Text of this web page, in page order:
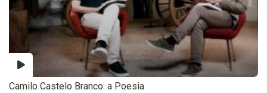
Camilo Castelo Branco: a Poesia